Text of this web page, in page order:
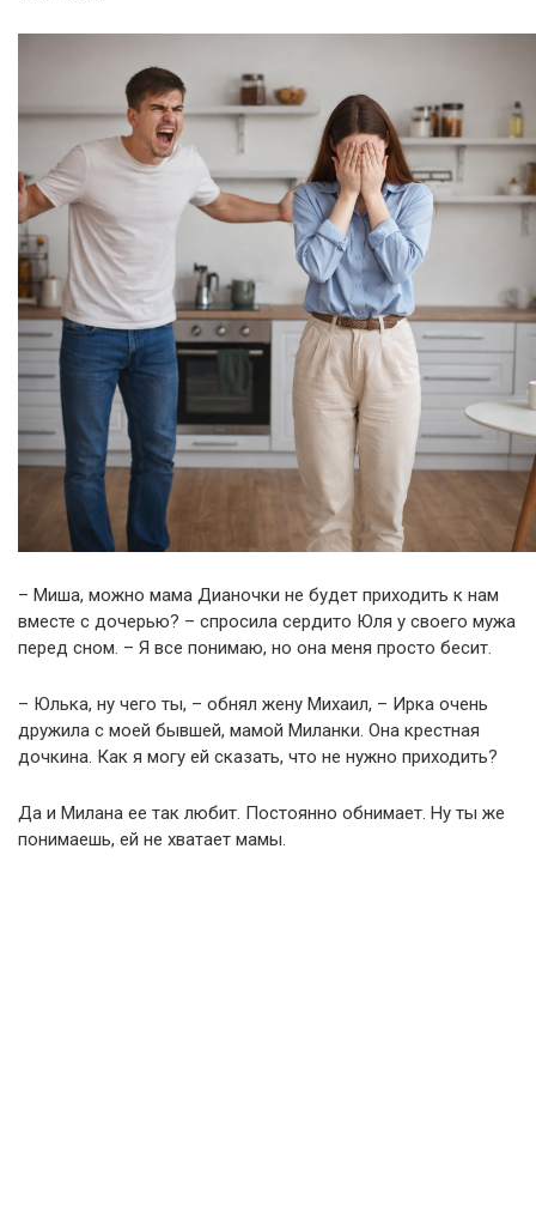
– Миша, можно мама Дианочки не будет приходить к нам
вместе с дочерью? – спросила сердито Юля у своего мужа
перед сном. – Я все понимаю, но она меня просто бесит.
– Юлька, ну чего ты, – обнял жену Михаил, – Ирка очень
дружила с моей бывшей, мамой Миланки. Она крестная
дочкина. Как я могу ей сказать, что не нужно приходить?
Да и Милана ее так любит. Постоянно обнимает. Ну ты же
понимаешь, ей не хватает мамы.